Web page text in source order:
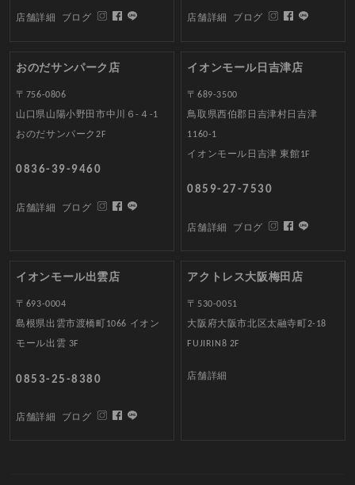
店舗詳細 ブログ 店舗詳細 ブログ
おのだサンパーク店
〒756-0806
山口県山陽小野田市中川６-４-1
おのだサンパーク2F
0836-39-9460
店舗詳細 ブログ
イオンモール日吉津店
〒689-3500
鳥取県西伯郡日吉津村日吉津
1160-1
イオンモール日吉津 東館1F
0859-27-7530
店舗詳細 ブログ
イオンモール出雲店
〒693-0004
島根県出雲市渡橋町1066 イオン
モール出雲 3F
0853-25-8380
店舗詳細 ブログ
アクトレス大阪梅田店
〒530-0051
大阪府大阪市北区太融寺町2-18
FUJIRIN8 2F
店舗詳細